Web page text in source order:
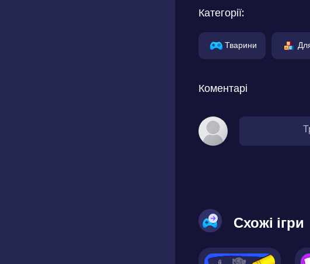
Категорії:
Тварини
Коментарі
Схожі ігри